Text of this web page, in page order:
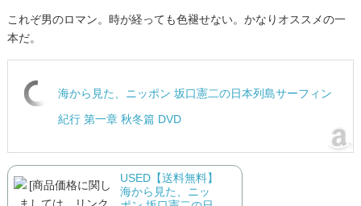
これぞ男のロマン。時が経っても色褪せない。かなりオススメの一
本だ。
海から見た、ニッポン 坂口憲二の日本列島サーフィン
紀行 第一章 秋冬篇 DVD
USED【送料無料】
海から見た、ニッ